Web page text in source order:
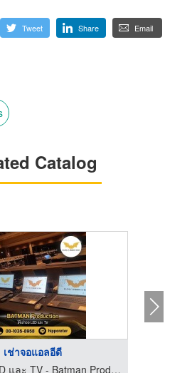
Tweet Share Email
Catalog
เช่าจอแอลอีดี
ให้เช่าจอ LED และ TV - Batman Production